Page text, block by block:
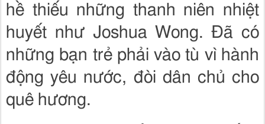
hề thiếu những thanh niên nhiệt
huyết như Joshua Wong. Đã có
những bạn trẻ phải vào tù vì hành
động yêu nước, đòi dân chủ cho
quê hương.